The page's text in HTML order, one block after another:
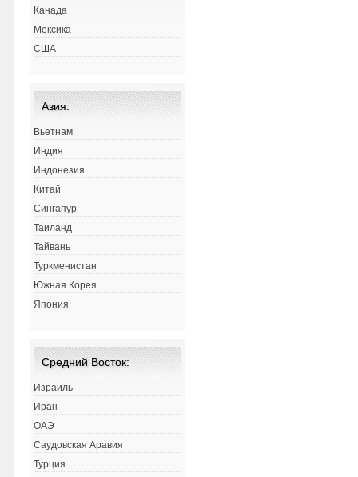
Канада
Мексика
США
Азия:
Вьетнам
Индия
Индонезия
Китай
Сингапур
Таиланд
Тайвань
Туркменистан
Южная Корея
Япония
Средний Восток:
Израиль
Иран
ОАЭ
Саудовская Аравия
Турция